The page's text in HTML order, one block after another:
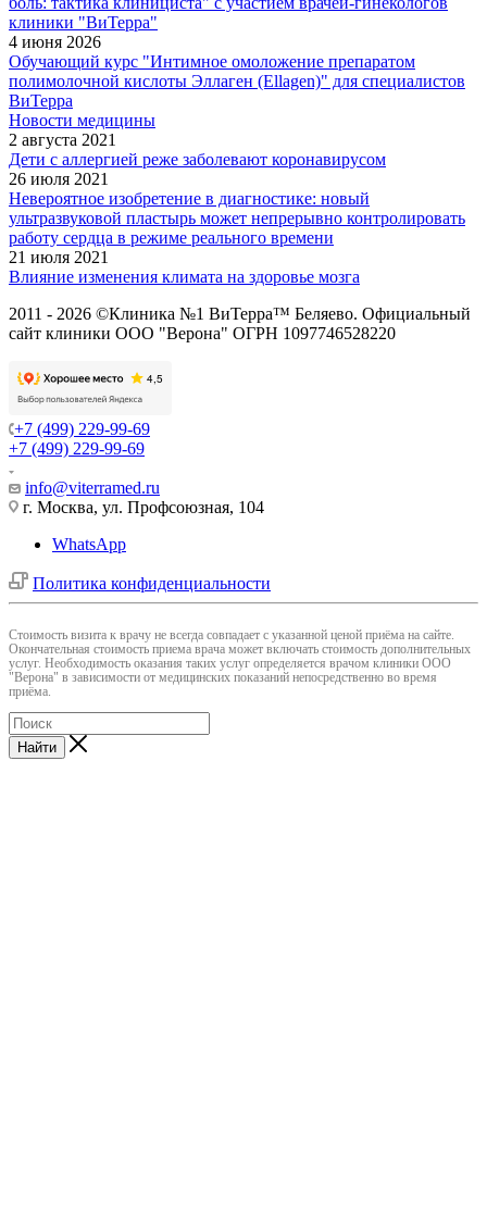
клиники "ВиТерра"
4 июня 2026
Обучающий курс "Интимное омоложение препаратом
полимолочной кислоты Эллаген (Ellagen)" для специалистов
ВиТерра
Новости медицины
2 августа 2021
Дети с аллергией реже заболевают коронавирусом
26 июля 2021
Невероятное изобретение в диагностике: новый
ультразвуковой пластырь может непрерывно контролировать
работу сердца в режиме реального времени
21 июля 2021
Влияние изменения климата на здоровье мозга
2011 - 2026 ©Клиника №1 ВиТерра™ Беляево. Официальный
сайт клиники ООО "Верона" ОГРН 1097746528220
+7 (499) 229-99-69
+7 (499) 229-99-69
info@viterramed.ru
г. Москва, ул. Профсоюзная, 104
WhatsApp
Политика конфиденциальности
Cтоимость визита к врачу не всегда совпадает с указанной ценой приёма на сайте.
Окончательная стоимость приема врача может включать стоимость дополнительных
услуг. Необходимость оказания таких услуг определяется врачом клиники ООО
"Верона" в зависимости от медицинских показаний непосредственно во время
приёма.
Найти